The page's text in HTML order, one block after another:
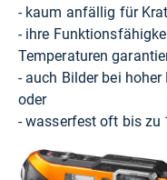
- kaum anfällig für
- ihre
Temperaturen
- auch Bilder bei
oder
- wasserfest oft bis zu